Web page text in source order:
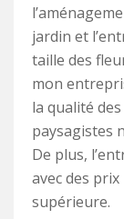
jardin et
taille des
mon
la qualité
paysagistes
De plus,
avec des
supérieure.